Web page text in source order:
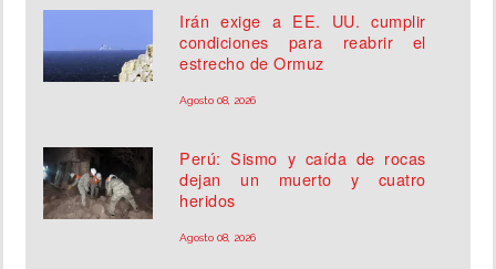
Irán exige a EE. UU. cumplir
condiciones para reabrir el
estrecho de Ormuz
Agosto 08, 2026
Perú: Sismo y caída de rocas
dejan un muerto y cuatro
heridos
Agosto 08, 2026